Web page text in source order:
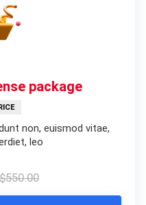
package
non, euismod vitae,
leo